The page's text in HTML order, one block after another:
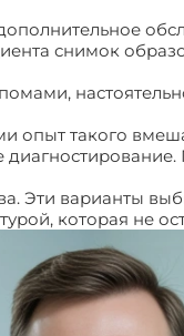
снимок
такого
Эти варианты
которая не